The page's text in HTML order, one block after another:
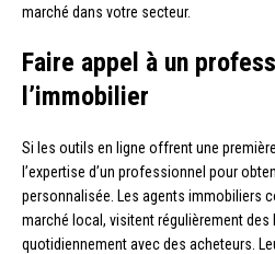
marché dans votre secteur.
Faire appel à un
l’immobilier
Si les outils en ligne offrent une
l’expertise d’un professionnel pour
personnalisée. Les agents immobiliers
marché local, visitent régulièrement
quotidiennement avec des acheteurs.